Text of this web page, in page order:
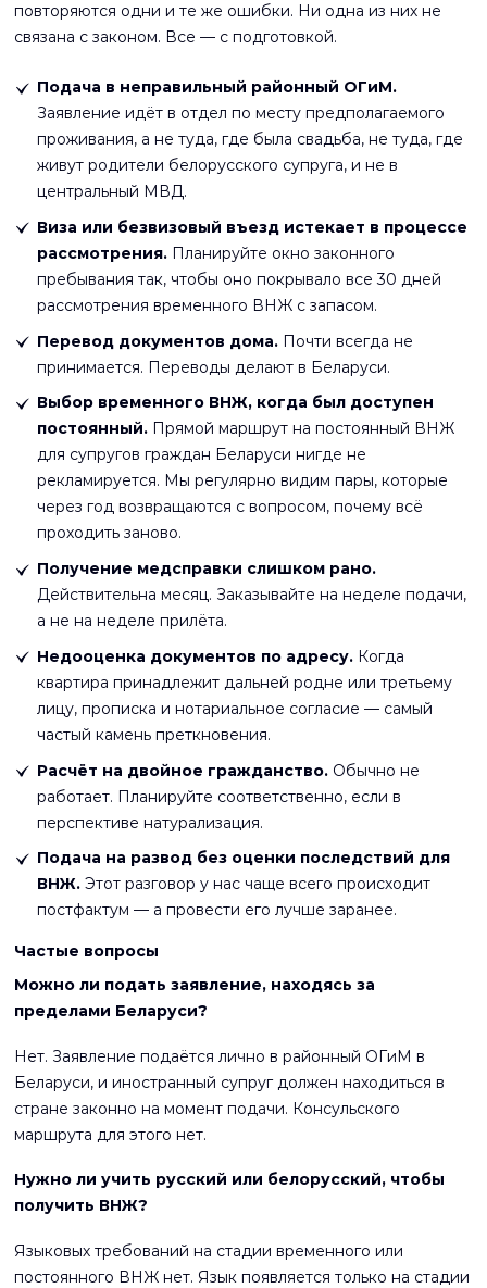
повторяются одни и те же ошибки. Ни одна из них не
связана с законом. Все — с подготовкой.
Подача в неправильный районный ОГиМ.
Заявление идёт в отдел по месту предполагаемого
проживания, а не туда, где была свадьба, не туда, где
живут родители белорусского супруга, и не в
центральный МВД.
Виза или безвизовый въезд истекает в процессе
рассмотрения. Планируйте окно законного
пребывания так, чтобы оно покрывало все 30 дней
рассмотрения временного ВНЖ с запасом.
Перевод документов дома. Почти всегда не
принимается. Переводы делают в Беларуси.
Выбор временного ВНЖ, когда был доступен
постоянный. Прямой маршрут на постоянный ВНЖ
для супругов граждан Беларуси нигде не
рекламируется. Мы регулярно видим пары, которые
через год возвращаются с вопросом, почему всё
проходить заново.
Получение медсправки слишком рано.
Действительна месяц. Заказывайте на неделе подачи,
а не на неделе прилёта.
Недооценка документов по адресу. Когда
квартира принадлежит дальней родне или третьему
лицу, прописка и нотариальное согласие — самый
частый камень преткновения.
Расчёт на двойное гражданство. Обычно не
работает. Планируйте соответственно, если в
перспективе натурализация.
Подача на развод без оценки последствий для
ВНЖ. Этот разговор у нас чаще всего происходит
постфактум — а провести его лучше заранее.
Частые вопросы
Можно ли подать заявление, находясь за
пределами Беларуси?
Нет. Заявление подаётся лично в районный ОГиМ в
Беларуси, и иностранный супруг должен находиться в
стране законно на момент подачи. Консульского
маршрута для этого нет.
Нужно ли учить русский или белорусский, чтобы
получить ВНЖ?
Языковых требований на стадии временного или
постоянного ВНЖ нет. Язык появляется только на стадии